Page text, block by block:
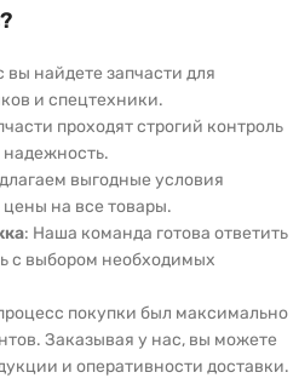
вы найдете запчасти для
и спецтехники.
проходят строгий контроль
надежность.
выгодные условия
на все товары.
: Наша команда готова ответить
с выбором необходимых
покупки был максимально
Заказывая у нас, вы можете
и оперативности доставки.